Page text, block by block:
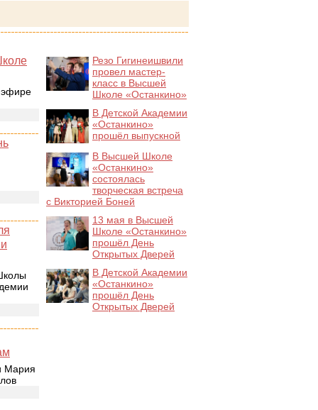
эфире
Мария
Резо Гигинеишвили
провел мастер-
класс в Высшей
Школе «Останкино»
В Детской Академии
«Останкино»
прошёл выпускной
В Высшей Школе
«Останкино»
состоялась
творческая встреча
с Викторией Боней
13 мая в Высшей
Школе «Останкино»
прошёл День
Открытых Дверей
В Детской Академии
«Останкино»
прошёл День
Открытых Дверей